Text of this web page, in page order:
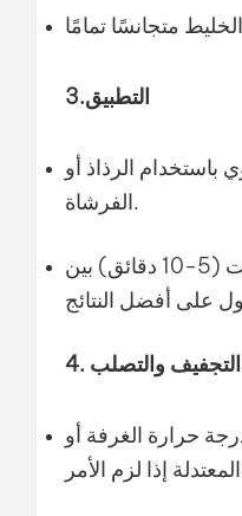
3.التطبيق
باستخدام الرذاذ أو
اسمح بمرور الوقت (5-10 دقائق) بين
4. التجفيف والتصلب
حرارة الغرفة أو